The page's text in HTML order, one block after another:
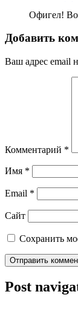
Офигел!
Добавить
Ваш адрес email
Комментарий *
Имя *
Email *
Сайт
Сохранить
Post